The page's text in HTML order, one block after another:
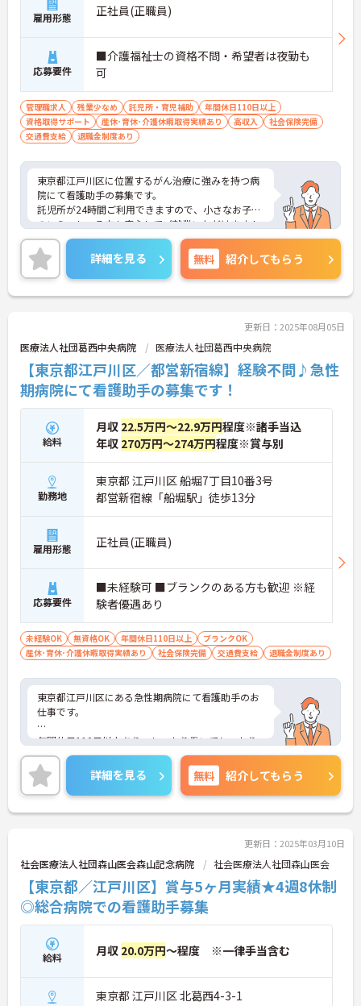
雇用形態 正社員(正職員)
応募要件
■介護福祉士の資格不問・希望者は夜勤も
可
管理職求人 残業少なめ 託児所・育児補助
年間休日110日以上
資格取得サポート
産休･育休･介護休暇取得実績あり 高収入
社会保険完備
交通費支給
退職金制度あり
東京都江戸川区に位置するがん治療に強みを持つ病
院にて看護助手の募集です。
託児所が24時間ご利用できますので、小さなお子様
のいらっしゃる方も安心してご就業いただけます！
ご興味ある方には、面接のポイントなど、さらに詳
細をお話致しますのでお気軽にご相談ください。
詳細を見る 無料 紹介してもらう
更新日：2025年08月05日
医療法人社団葛西中央病院 医療法人社団葛西中央病院
【東京都江戸川区／都営新宿線】経験不問♪急性
期病院にて看護助手の募集です！
給料
月収 22.5万円～22.9万円程度※諸手当込
年収 270万円～274万円程度※賞与別
勤務地
東京都 江戸川区 船堀7丁目10番3号
都営新宿線「船堀駅」徒歩13分
雇用形態 正社員(正職員)
応募要件
■未経験可 ■ブランクのある方も歓迎 ※経
験者優遇あり
未経験OK 無資格OK 年間休日110日以上
ブランクOK
産休･育休･介護休暇取得実績あり
社会保険完備 交通費支給 退職金制度あり
東京都江戸川区にある急性期病院にて看護助手のお
仕事です。
年間休日110日以上あり、しっかり働いてしっかり
休める、社員にとって理想の働き方を実現できます
♪
ご興味ある方には、面接対策ポイントなど、さらに
詳細をお話しいたしますのでお気軽にご相談くださ
詳細を見る 無料 紹介してもらう
更新日：2025年03月10日
社会医療法人社団森山医会森山記念病院 社会医療法人社団森山医会
【東京都／江戸川区】賞与5ヶ月実績★4週8休制
◎総合病院での看護助手募集
給料 月収 20.0万円～程度 ※一律手当含む
東京都 江戸川区 北葛西4-3-1